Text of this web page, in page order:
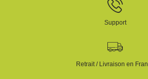
Support
Retrait / Livraison en